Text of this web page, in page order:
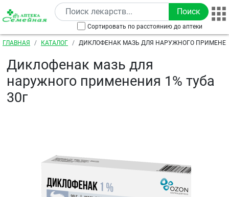
Перейти к основному содержанию
Сортировать по расстоянию до аптеки
Строка навигации
ГЛАВНАЯ КАТАЛОГ ДИКЛОФЕНАК МАЗЬ ДЛЯ НАРУЖНОГО
Диклофенак мазь для
наружного применения 1% туба
30г